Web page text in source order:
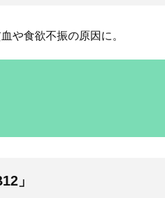
や食欲不振の原因に。
」